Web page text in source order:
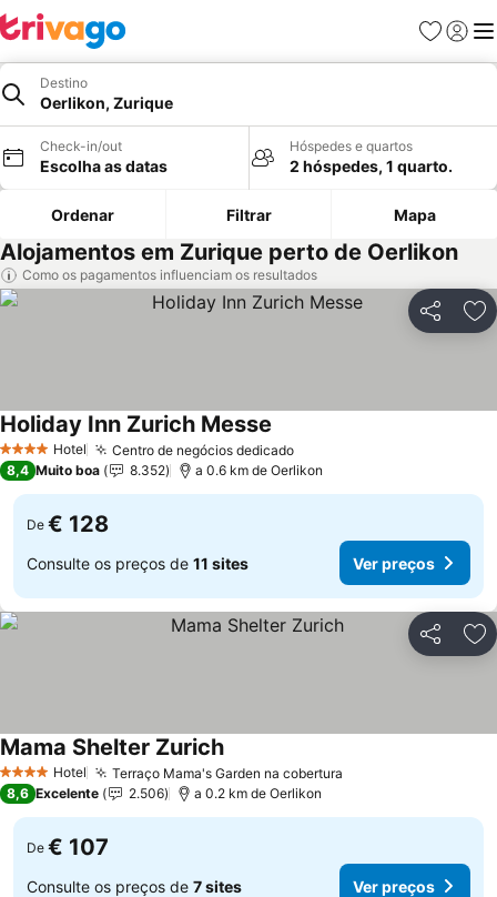
Favoritos
Iniciar
Destino
Oerlikon, Zurique
Check-in/out
Escolha as datas
Hóspedes e quartos
2 hóspedes, 1 quarto.
Ordenar Filtrar Mapa
Alojamentos em Zurique perto de Oerlikon
Como os pagamentos influenciam os resultados
Partilhar
4 EstrelasHotel Centro de negócios dedicado
Holiday Inn Zurich Messe
8,4 Muito boa 8.352 a 0.6 km de Oerlikon
De € 128
Consulte os preços de 11 sites Ver preços
Partilhar
4 EstrelasHotel Terraço Mama's Garden na cobertura
Mama Shelter Zurich
8,6 Excelente 2.506 a 0.2 km de Oerlikon
De € 107
Consulte os preços de 7 sites Ver preços